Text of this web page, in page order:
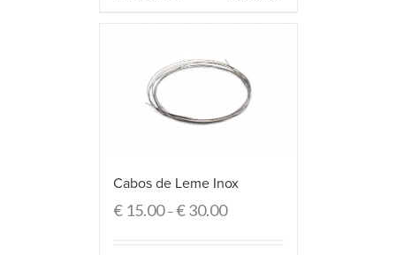
Cabos de Leme Inox
€15.00–€30.00